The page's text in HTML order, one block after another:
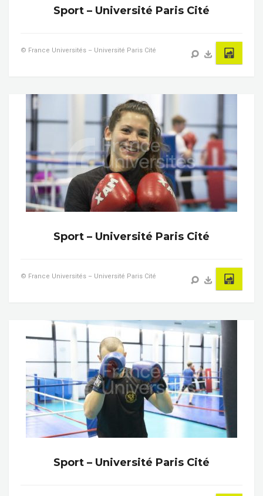
Sport – Université Paris Cité
© France Universités – Université Paris Cité
Sport – Université Paris Cité
© France Universités – Université Paris Cité
Sport – Université Paris Cité